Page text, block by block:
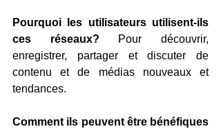
Pourquoi les utilisateurs utilisent-ils
ces réseaux? Pour découvrir,
enregistrer, partager et discuter de
contenu et de médias nouveaux et
tendances.
Comment ils peuvent être bénéfiques